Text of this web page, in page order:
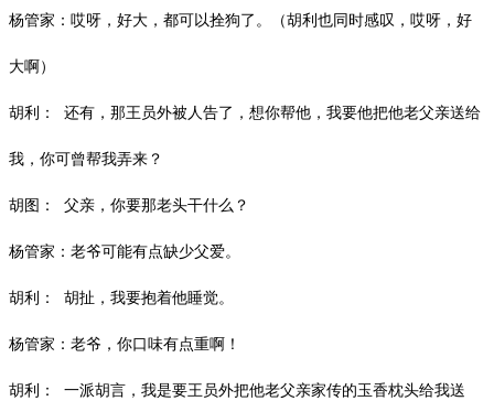
杨管家：哎呀，好大，都可以拴狗了。（胡利也同时感叹，哎呀，好
大啊）
胡利： 还有，那王员外被人告了，想你帮他，我要他把他老父亲送给
我，你可曾帮我弄来？
胡图： 父亲，你要那老头干什么？
杨管家：老爷可能有点缺少父爱。
胡利： 胡扯，我要抱着他睡觉。
杨管家：老爷，你口味有点重啊！
胡利： 一派胡言，我是要王员外把他老父亲家传的玉香枕头给我送